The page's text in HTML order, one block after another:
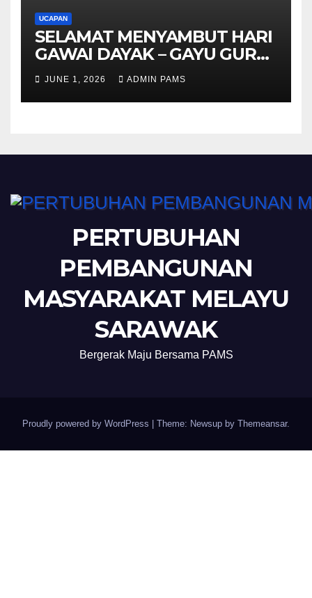
UCAPAN
SELAMAT MENYAMBUT HARI
GAWAI DAYAK – GAYU GURU
GERAI NYAMAI
JUNE 1, 2026 ADMIN PAMS
PERTUBUHAN
PEMBANGUNAN
MASYARAKAT MELAYU
SARAWAK
Bergerak Maju Bersama PAMS
Proudly powered by WordPress Theme: Newsup by Themeansar.